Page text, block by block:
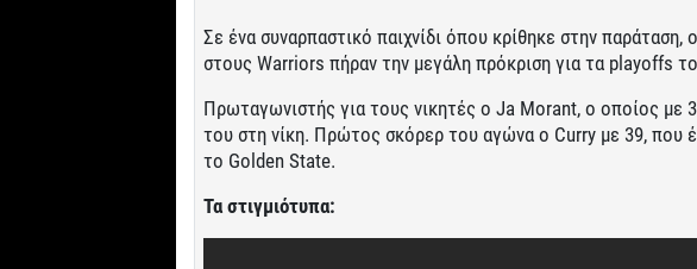
Σε ένα συναρπαστικό παιχνίδι όπου κρίθηκε στην παράταση,
στους Warriors πήραν την μεγάλη πρόκριση για τα playoffs
Πρωταγωνιστής για τους νικητές ο Ja Morant, ο οποίος με
του στη νίκη. Πρώτος σκόρερ του αγώνα ο Curry με 39, που
το Golden State.
Τα στιγμιότυπα: